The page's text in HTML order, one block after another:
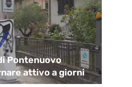
Pontenuovo
attivo a giorni